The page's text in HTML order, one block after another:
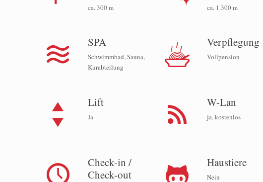
ca. 300 m ca. 1.300 m
SPA
Schwimmbad, Sauna,
Kurabteilung
Verpflegung
Vollpension
Lift
Ja
W-Lan
ja, kostenlos
Check-in /
Check-out
Haustiere
Nein